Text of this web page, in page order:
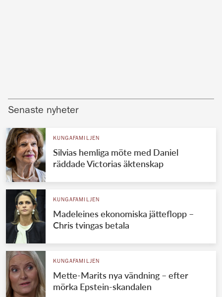
Senaste nyheter
KUNGAFAMILJEN
Silvias hemliga möte med Daniel
räddade Victorias äktenskap
KUNGAFAMILJEN
Madeleines ekonomiska jätteflopp –
Chris tvingas betala
KUNGAFAMILJEN
Mette-Marits nya vändning – efter
mörka Epstein-skandalen